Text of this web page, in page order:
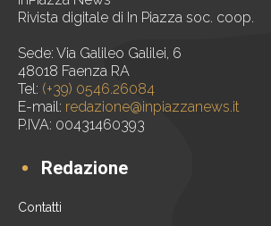
Rivista digitale di In Piazza soc. coop.
Sede: Via Galileo Galilei, 6
48018 Faenza RA
Tel: (+39) 0546.26084
E-mail: redazione@inpiazzanews.it
P.IVA: 00431460393
Redazione
Contatti